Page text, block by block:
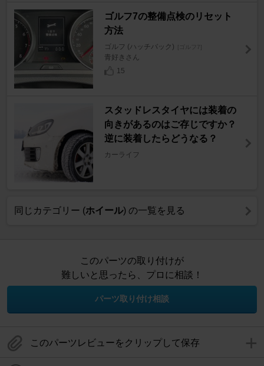
ゴルフ7の整備点検のリセット
方法
ゴルフ (ハッチバック) [ゴルフ7]
青好きさん
15
スタッドレスタイヤには装着の
向きがあるのはご存じですか？
逆に装着したらどうなる？
カーライフ
同じカテゴリー (ホイール) の一覧を見る
このパーツの取り付けが
難しいと思ったら、プロに相談！
パーツ取り付け相談
このパーツレビューをクリップして保存